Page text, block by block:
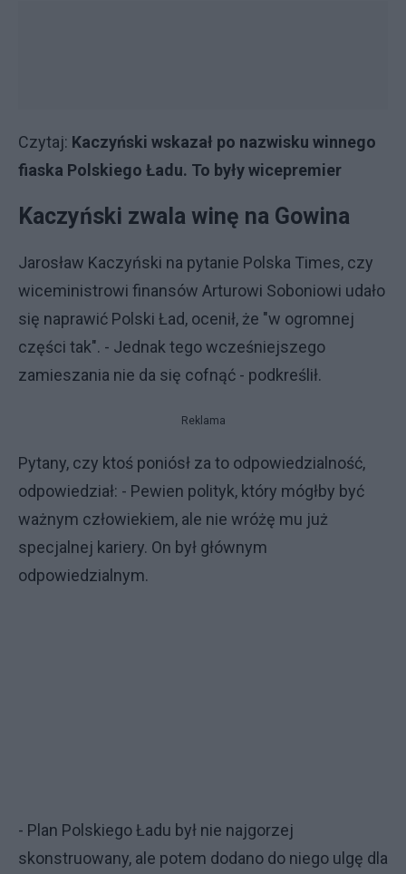
Czytaj: Kaczyński wskazał po nazwisku winnego
fiaska Polskiego Ładu. To były wicepremier
Kaczyński zwala winę na Gowina
Jarosław Kaczyński na pytanie Polska Times, czy
wiceministrowi finansów Arturowi Soboniowi udało
się naprawić Polski Ład, ocenił, że "w ogromnej
części tak". - Jednak tego wcześniejszego
zamieszania nie da się cofnąć - podkreślił.
Reklama
Pytany, czy ktoś poniósł za to odpowiedzialność,
odpowiedział: - Pewien polityk, który mógłby być
ważnym człowiekiem, ale nie wróżę mu już
specjalnej kariery. On był głównym
odpowiedzialnym.
- Plan Polskiego Ładu był nie najgorzej
skonstruowany, ale potem dodano do niego ulgę dla